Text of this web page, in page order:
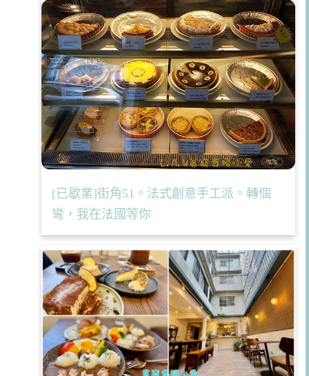
[已歇業]街角51。法式創意手工派。轉個
彎，我在法國等你